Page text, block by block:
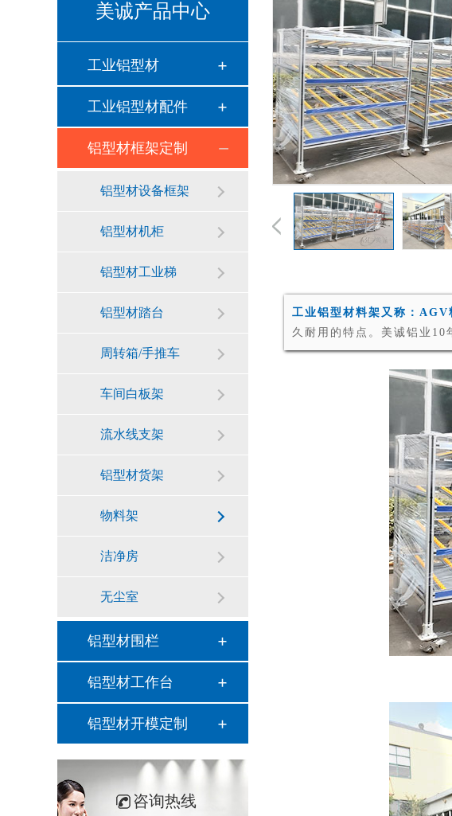
美诚产品中心
工业铝型材
工业铝型材配件
铝型材框架定制
铝型材设备框架
铝型材机柜
铝型材工业梯
铝型材踏台
周转箱/手推车
车间白板架
流水线支架
铝型材货架
物料架
洁净房
无尘室
铝型材围栏
铝型材工作台
铝型材开模定制
咨询热线
工业铝型材料架又称：AGV
久耐用的特点。美诚铝业10